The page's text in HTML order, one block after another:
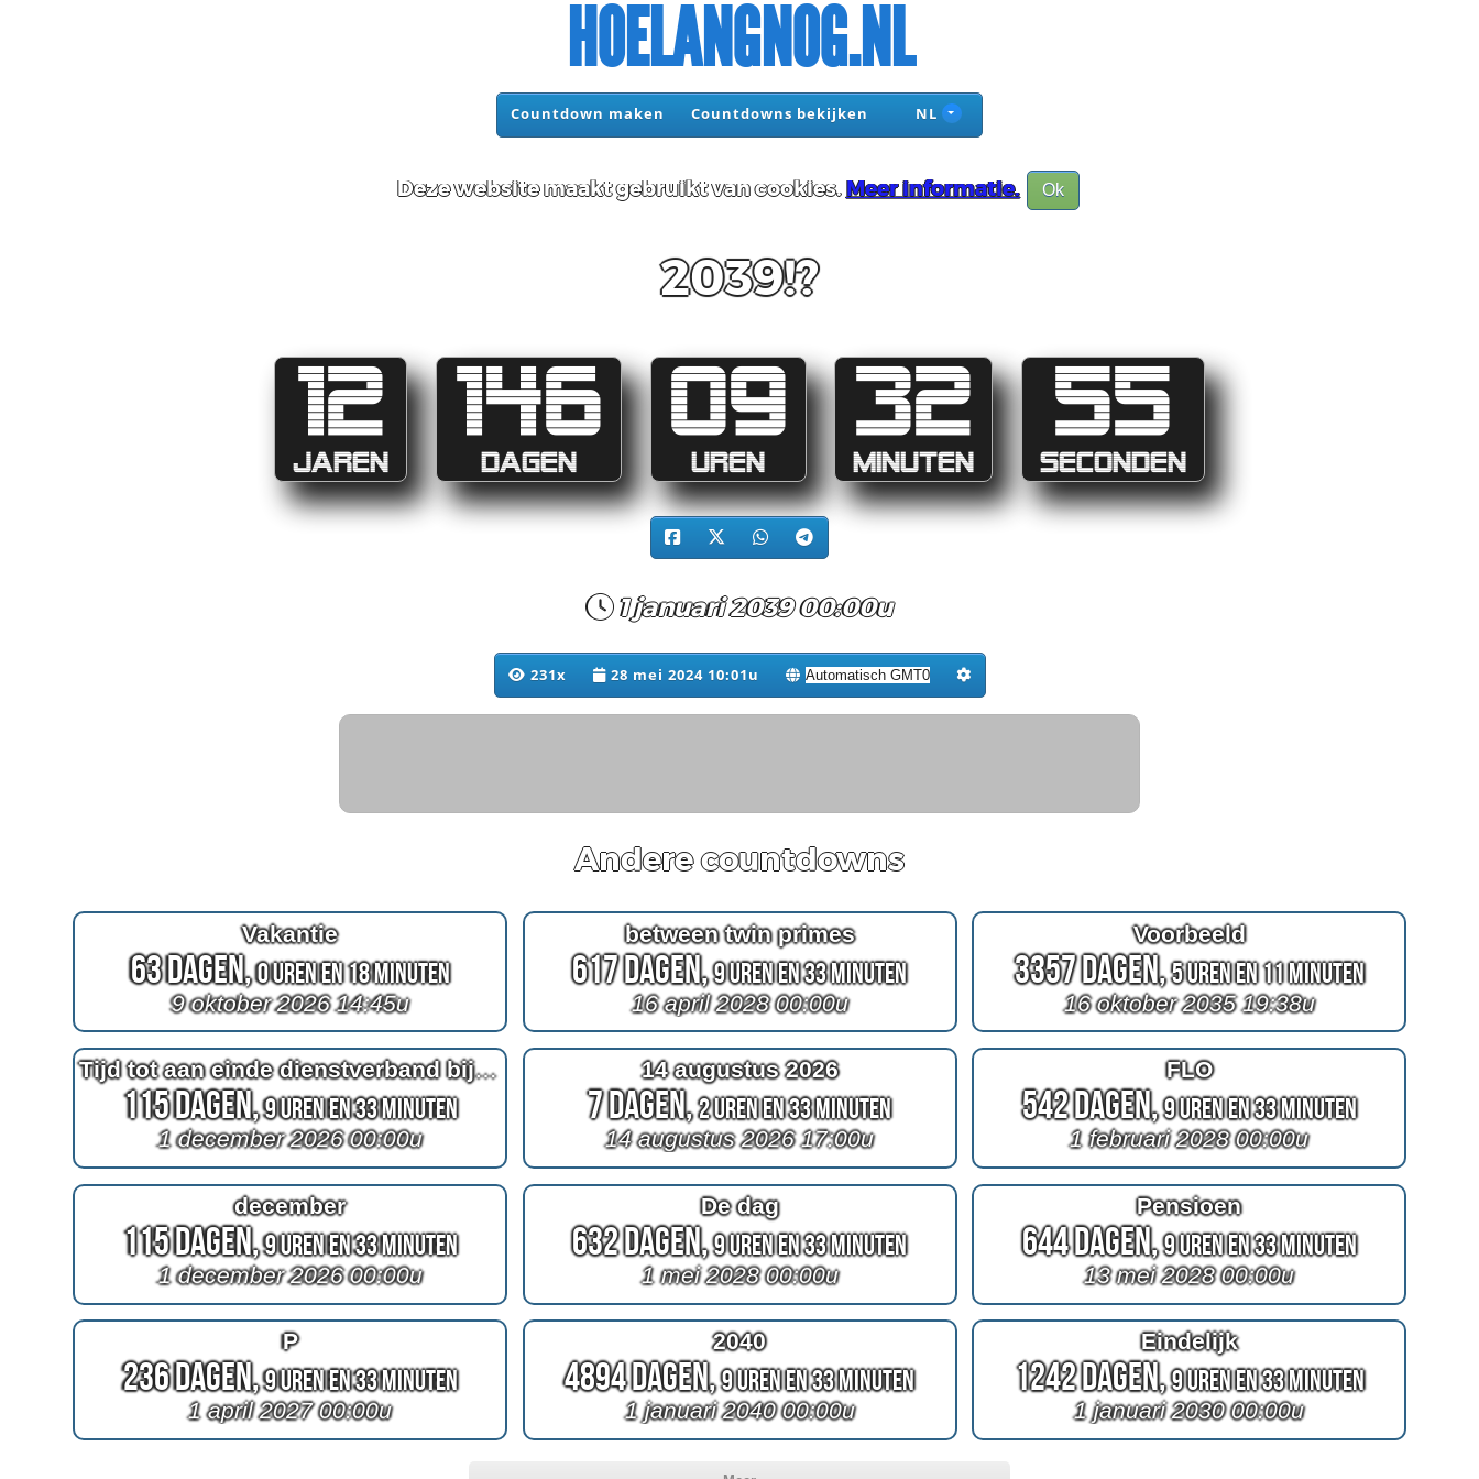
HOELANGNOG.NL
Countdown maken Countdowns bekijken NL
Deze website maakt gebruikt van cookies.Meer informatie. Ok
2039!?
12
JAREN
146
DAGEN
09
UREN
32
MINUTEN
55
SECONDEN
1 januari 2039 00:00u
231x 28 mei 2024 10:01u
Andere countdowns
Vakantie
63 Dagen,0 Uren en 18 Minuten
9 oktober 2026 14:45u
between twin primes
617 Dagen,9 Uren en 33 Minuten
16 april 2028 00:00u
Voorbeeld
3357 Dagen,5 Uren en 11 Minuten
16 oktober 2035 19:38u
Tijd tot aan einde dienstverband bij Abbott
115 Dagen,9 Uren en 33 Minuten
1 december 2026 00:00u
14 augustus 2026
7 Dagen,2 Uren en 33 Minuten
14 augustus 2026 17:00u
FLO
542 Dagen,9 Uren en 33 Minuten
1 februari 2028 00:00u
december
115 Dagen,9 Uren en 33 Minuten
1 december 2026 00:00u
De dag
632 Dagen,9 Uren en 33 Minuten
1 mei 2028 00:00u
Pensioen
644 Dagen,9 Uren en 33 Minuten
13 mei 2028 00:00u
P
236 Dagen,9 Uren en 33 Minuten
1 april 2027 00:00u
2040
4894 Dagen,9 Uren en 33 Minuten
1 januari 2040 00:00u
Eindelijk
1242 Dagen,9 Uren en 33 Minuten
1 januari 2030 00:00u